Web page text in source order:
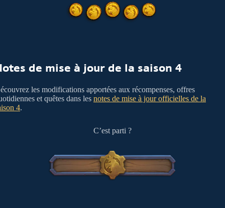
de mise à jour de la saison 4
les modifications apportées aux récompenses, offres
et quêtes dans les notes de mise à jour officielles de la
4.
C’est parti ?